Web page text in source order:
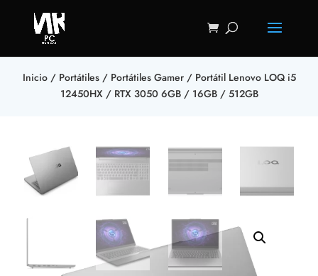
Inicio/ Portátiles/ Portátiles Gamer/ Portátil Lenovo LOQ i5
12450HX / RTX 3050 6GB / 16GB / 512GB